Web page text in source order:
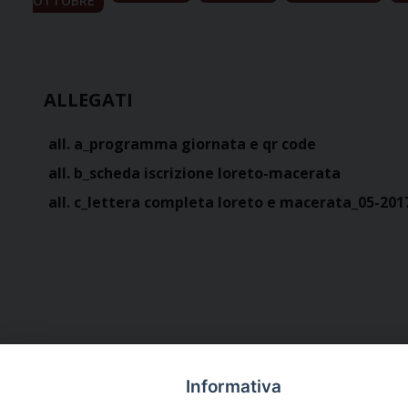
ALLEGATI
all. a_programma giornata e qr code
all. b_scheda iscrizione loreto-macerata
all. c_lettera completa loreto e macerata_05-
Informativa